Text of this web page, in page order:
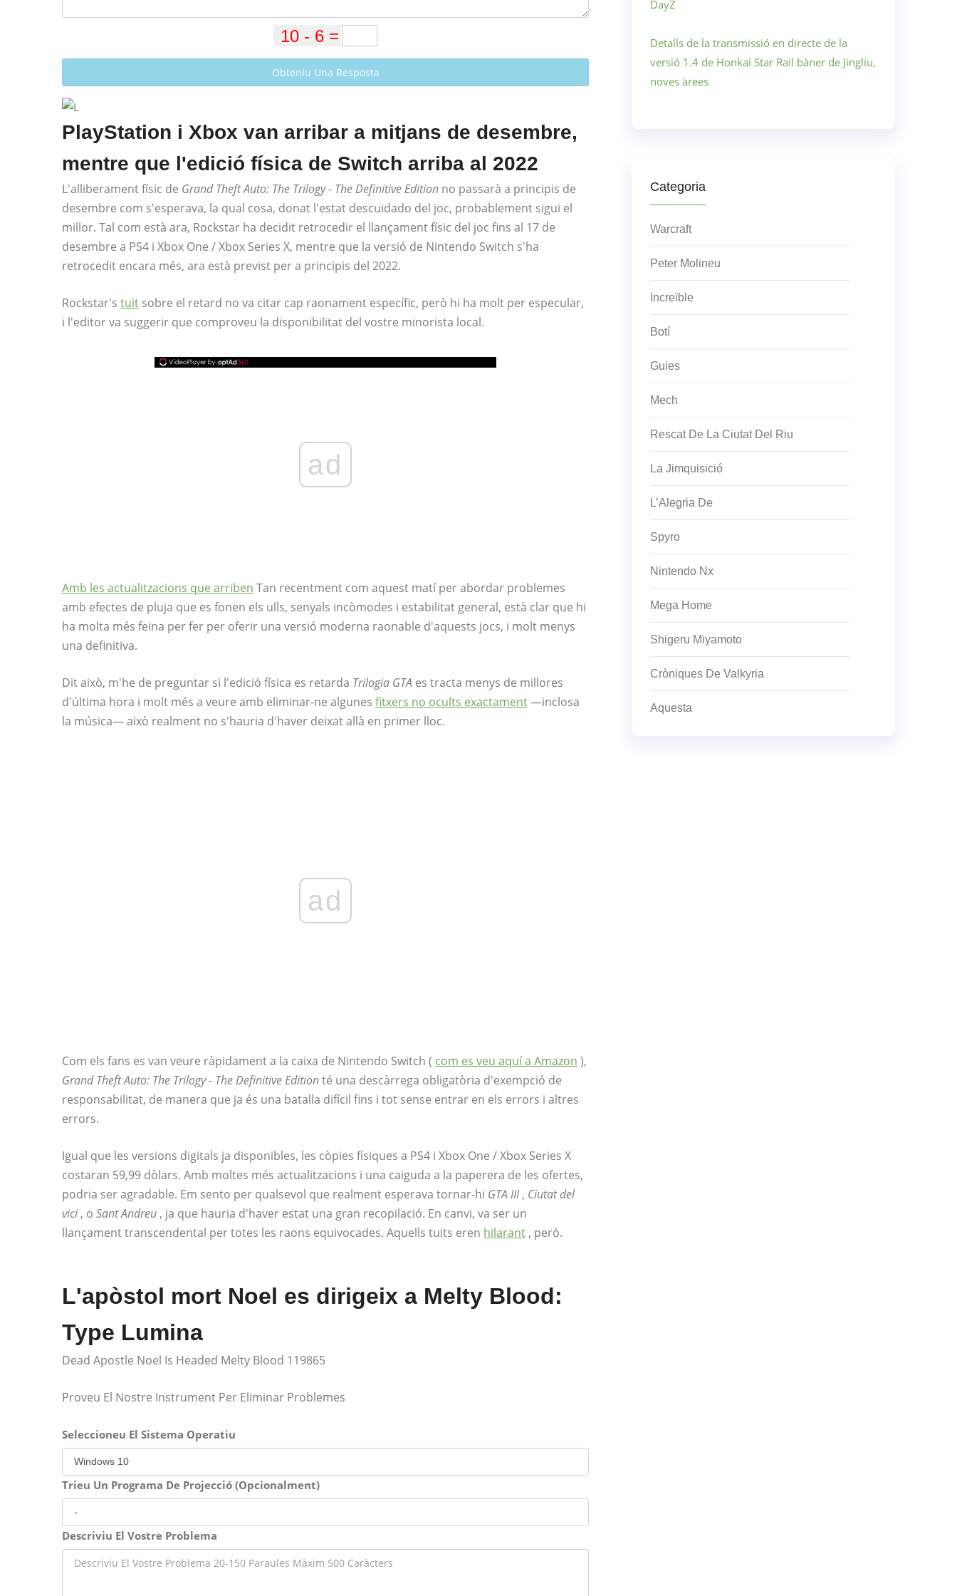
Obteniu Una Resposta
PlayStation i Xbox van arribar a mitjans de desembre,
mentre que l'edició física de Switch arriba al 2022
L'alliberament físic de Grand Theft Auto: The Trilogy - The Definitive Edition no passarà a principis de
desembre com s'esperava, la qual cosa, donat l'estat descuidado del joc, probablement sigui el
millor. Tal com està ara, Rockstar ha decidit retrocedir el llançament físic del joc fins al 17 de
desembre a PS4 i Xbox One / Xbox Series X, mentre que la versió de Nintendo Switch s'ha
retrocedit encara més, ara està previst per a principis del 2022.
Rockstar's tuit sobre el retard no va citar cap raonament específic, però hi ha molt per especular,
i l'editor va suggerir que comproveu la disponibilitat del vostre minorista local.
ad
Amb les actualitzacions que arriben Tan recentment com aquest matí per abordar problemes
amb efectes de pluja que es fonen els ulls, senyals incòmodes i estabilitat general, està clar que hi
ha molta més feina per fer per oferir una versió moderna raonable d'aquests jocs, i molt menys
una definitiva.
Dit això, m'he de preguntar si l'edició física es retarda Trilogia GTA es tracta menys de millores
d'última hora i molt més a veure amb eliminar-ne algunes fitxers no ocults exactament—inclosa
la música— això realment no s'hauria d'haver deixat allà en primer lloc.
ad
Com els fans es van veure ràpidament a la caixa de Nintendo Switch ( com es veu aquí a Amazon ),
Grand Theft Auto: The Trilogy - The Definitive Editionté una descàrrega obligatòria d'exempció de
responsabilitat, de manera que ja és una batalla difícil fins i tot sense entrar en els errors i altres
errors.
Igual que les versions digitals ja disponibles, les còpies físiques a PS4 i Xbox One / Xbox Series X
costaran 59,99 dòlars. Amb moltes més actualitzacions i una caiguda a la paperera de les ofertes,
podria ser agradable. Em sento per qualsevol que realment esperava tornar-hi GTA III, Ciutat del
vici , o Sant Andreu , ja que hauria d'haver estat una gran recopilació. En canvi, va ser un
llançament transcendental per totes les raons equivocades. Aquells tuits eren hilarant , però.
L'apòstol mort Noel es dirigeix ​​a Melty Blood:
Type Lumina
Dead Apostle Noel Is Headed Melty Blood 119865
Proveu El Nostre Instrument Per Eliminar Problemes
Seleccioneu El Sistema Operatiu
Trieu Un Programa De Projecció (Opcionalment)
Descriviu El Vostre Problema
DayZ
Detalls de la transmissió en directe de la
versió 1.4 de Honkai Star Rail bàner de Jingliu,
noves àrees
Categoria
Warcraft
Peter Molineu
Increïble
Botí
Guies
Mech
Rescat De La Ciutat Del Riu
La Jimquisició
L’Alegria De
Spyro
Nintendo Nx
Mega Home
Shigeru Miyamoto
Cròniques De Valkyria
Aquesta